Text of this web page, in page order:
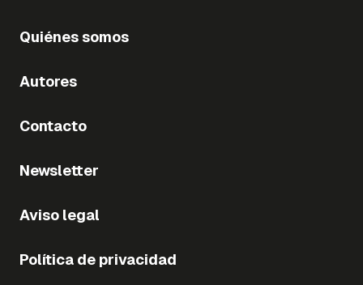
Quiénes somos
Autores
Contacto
Newsletter
Aviso legal
Política de privacidad